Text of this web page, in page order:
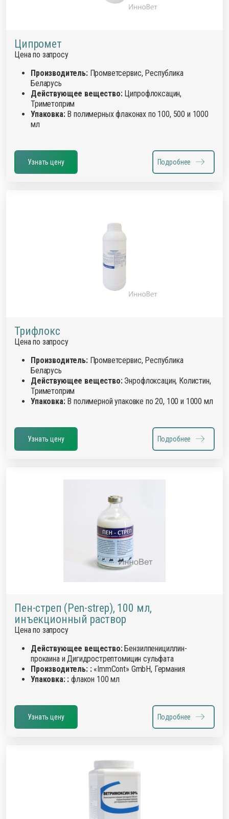
Ципромет
Цена по запросу
Производитель:Промветсервис, Республика
Беларусь
Действующее вещество:Ципрофлоксацин,
Триметоприм
Упаковка:В полимерных флаконах по 100, 500 и 1000
мл
Узнать цену Подробнее
Трифлокс
Цена по запросу
Производитель:Промветсервис, Республика
Беларусь
Действующее вещество:Энрофлоксацин, Колистин,
Триметоприм
Упаковка:В полимерной упаковке по 20, 100 и 1000 мл
Узнать цену Подробнее
Пен-стреп (Pen-strep), 100 мл,
инъекционный раствор
Цена по запросу
Действующее вещество:Бензилпенициллин-
прокаина и Дигидрострептомицин сульфата
Производитель: :«ImmCont» GmbH, Германия
Упаковка: : флакон 100 мл
Узнать цену Подробнее